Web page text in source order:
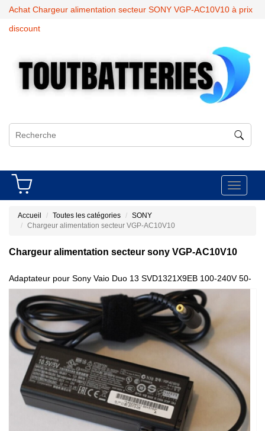
Achat Chargeur alimentation secteur SONY VGP-AC10V10 à prix
discount
Toggle
Accueil Toutes les catégories
SONY
Chargeur alimentation secteur VGP-AC10V10
Chargeur alimentation secteur sony VGP-AC10V10
Adaptateur pour Sony Vaio Duo 13 SVD1321X9EB 100-240V 50-
60Hz VGP-AC10V10 ADP-50ZH B